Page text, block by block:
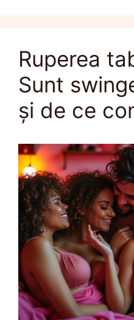
Ruperea
Sunt
și de ce